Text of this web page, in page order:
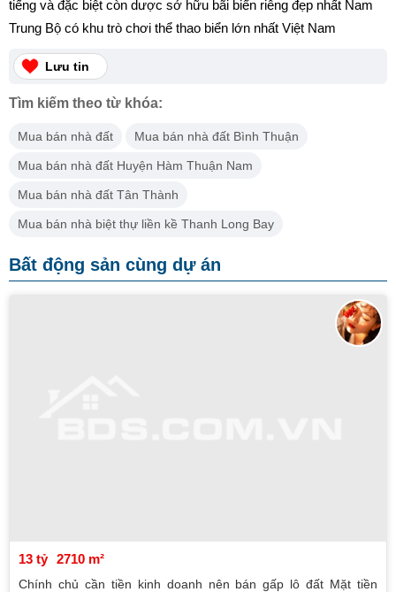
tiếng và đặc biệt còn dược sở hữu bãi biển riêng đẹp nhất Nam
Trung Bộ có khu trò chơi thể thao biển lớn nhất Việt Nam
Lưu tin
Tìm kiếm theo từ khóa:
Mua bán nhà đất Mua bán nhà đất Bình Thuận
Mua bán nhà đất Huyện Hàm Thuận Nam
Mua bán nhà đất Tân Thành
Mua bán nhà biệt thự liền kề Thanh Long Bay
Bất động sản cùng dự án
13 tỷ 2710 m²
Chính chủ cần tiền kinh doanh nên bán gấp lô đất Mặt tiền